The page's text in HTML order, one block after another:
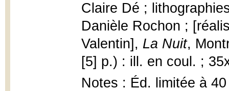
Claire Dé ;
Danièle Rochon ;
Valentin], La Nuit,
[5] p.) : ill. en coul. ;
Notes : Éd. limitée à